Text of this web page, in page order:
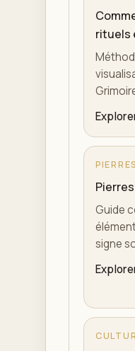
rituels
PIERRES
Guide
signe